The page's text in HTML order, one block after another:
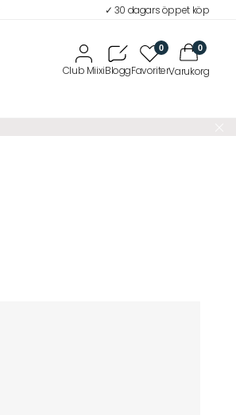
✓ 30 dagars öppet köp
0 0